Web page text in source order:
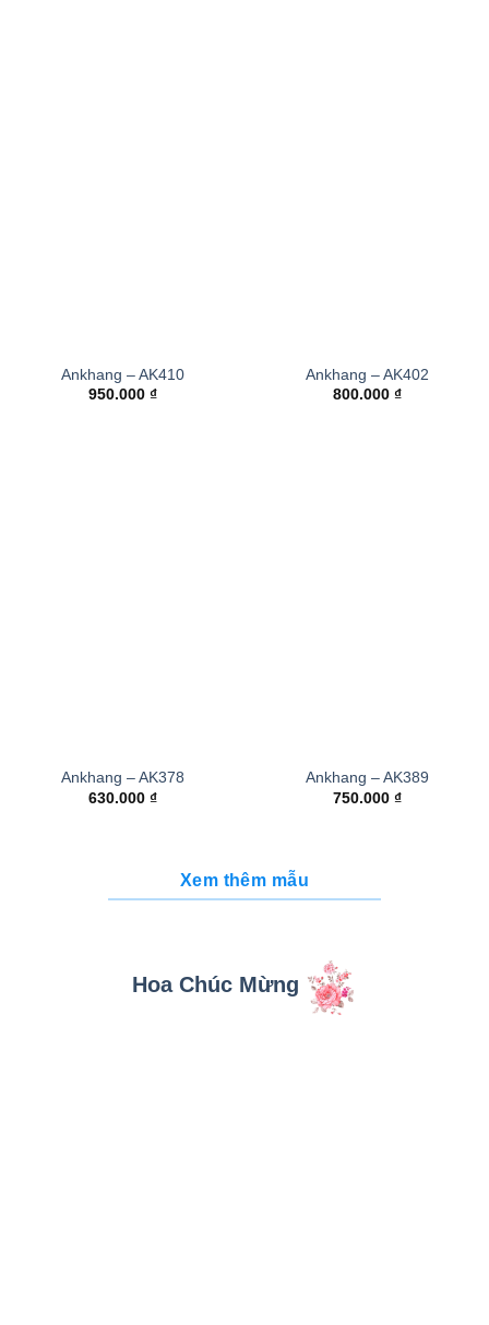
Ankhang – AK410
950.000 ₫
Ankhang – AK402
800.000 ₫
Ankhang – AK378
630.000 ₫
Ankhang – AK389
750.000 ₫
Xem thêm mẫu
Hoa Chúc Mừng